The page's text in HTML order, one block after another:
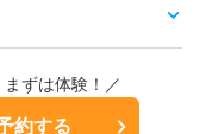
ずは体験！／
約する